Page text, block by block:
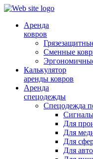
Аренда
ковров
Сменные
Калькулятор
аренды ковров
Аренда
спецодежды
Спецодежда
Для
Для
Для
Для